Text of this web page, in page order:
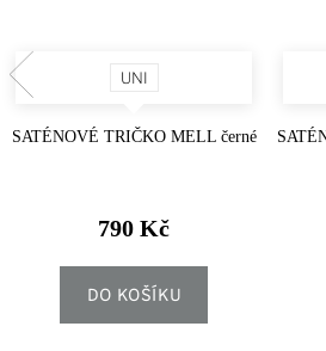
SATÉNOVÉ TRIČKO MELL černé
790 Kč
DO KOŠÍKU
UNI